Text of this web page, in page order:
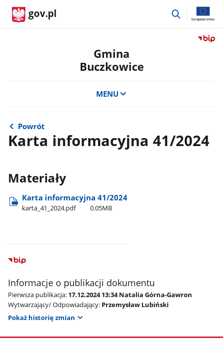
gov.pl
przejdź
Przejdź
Gmina
Buczkowice
MENU
Powrót
Karta informacyjna 41/2024
Materiały
Karta informacyjna 41/2024
karta​_41​_2024.pdf 0.05MB
Informacje o publikacji dokumentu
Pierwsza publikacja: 17.12.2024 13:34 Natalia Górna-Gawron
Wytwarzający/ Odpowiadający: Przemysław Lubiński
Pokaż historię zmian